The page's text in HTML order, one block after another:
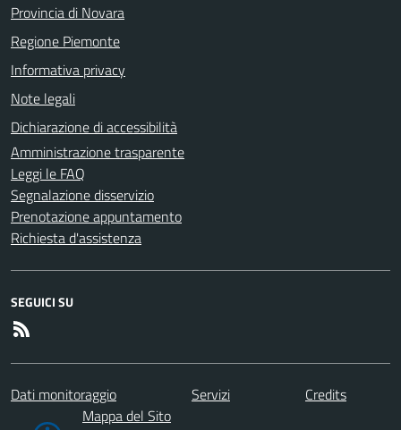
Provincia di Novara
Regione Piemonte
Informativa privacy
Note legali
Dichiarazione di accessibilità
Amministrazione trasparente
Leggi le FAQ
Segnalazione disservizio
Prenotazione appuntamento
Richiesta d'assistenza
SEGUICI SU
Dati monitoraggio Servizi
Credits
Mappa del Sito